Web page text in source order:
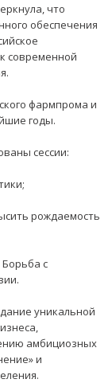
что
обеспечения
современной
фармпрома и
годы.
сессии:
рождаемость
с
уникальной
амбициозных
и